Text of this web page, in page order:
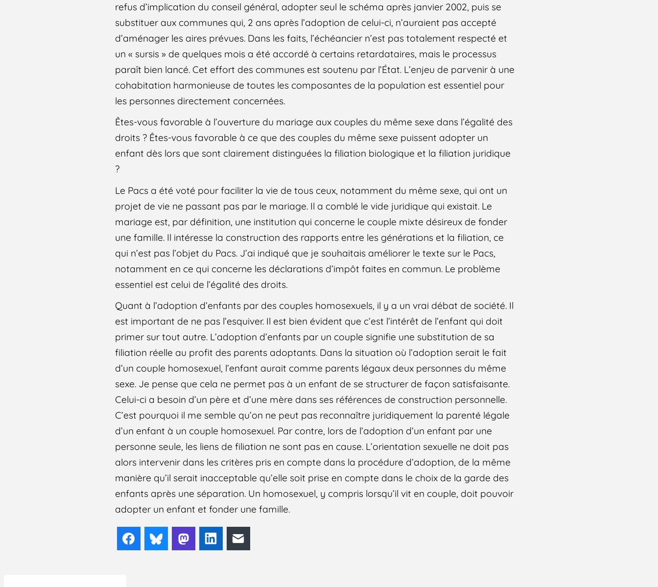
refus d’implication du conseil général, adopter seul le schéma après janvier 2002, puis se
substituer aux communes qui, 2 ans après l’adoption de celui-ci, n’auraient pas accepté
d’aménager les aires prévues. Dans les faits, l’échéancier n’est pas totalement respecté et
un « sursis » de quelques mois a été accordé à certains retardataires, mais le processus
paraît bien lancé. Cet effort des communes est soutenu par l’État. L’enjeu de parvenir à une
cohabitation harmonieuse de toutes les composantes de la population est essentiel pour
les personnes directement concernées.
Êtes-vous favorable à l’ouverture du mariage aux couples du même sexe dans l’égalité des
droits ? Êtes-vous favorable à ce que des couples du même sexe puissent adopter un
enfant dès lors que sont clairement distinguées la filiation biologique et la filiation juridique
?
Le Pacs a été voté pour faciliter la vie de tous ceux, notamment du même sexe, qui ont un
projet de vie ne passant pas par le mariage. Il a comblé le vide juridique qui existait. Le
mariage est, par définition, une institution qui concerne le couple mixte désireux de fonder
une famille. Il intéresse la construction des rapports entre les générations et la filiation, ce
qui n’est pas l’objet du Pacs. J’ai indiqué que je souhaitais améliorer le texte sur le Pacs,
notamment en ce qui concerne les déclarations d’impôt faites en commun. Le problème
essentiel est celui de l’égalité des droits.
Quant à l’adoption d’enfants par des couples homosexuels, il y a un vrai débat de société. Il
est important de ne pas l’esquiver. Il est bien évident que c’est l’intérêt de l’enfant qui doit
primer sur tout autre. L’adoption d’enfants par un couple signifie une substitution de sa
filiation réelle au profit des parents adoptants. Dans la situation où l’adoption serait le fait
d’un couple homosexuel, l’enfant aurait comme parents légaux deux personnes du même
sexe. Je pense que cela ne permet pas à un enfant de se structurer de façon satisfaisante.
Celui-ci a besoin d’un père et d’une mère dans ses références de construction personnelle.
C’est pourquoi il me semble qu’on ne peut pas reconnaître juridiquement la parenté légale
d’un enfant à un couple homosexuel. Par contre, lors de l’adoption d’un enfant par une
personne seule, les liens de filiation ne sont pas en cause. L’orientation sexuelle ne doit pas
alors intervenir dans les critères pris en compte dans la procédure d’adoption, de la même
manière qu’il serait inacceptable qu’elle soit prise en compte dans le choix de la garde des
enfants après une séparation. Un homosexuel, y compris lorsqu’il vit en couple, doit pouvoir
adopter un enfant et fonder une famille.
FacebookBlueskyMastodonLinkedIn